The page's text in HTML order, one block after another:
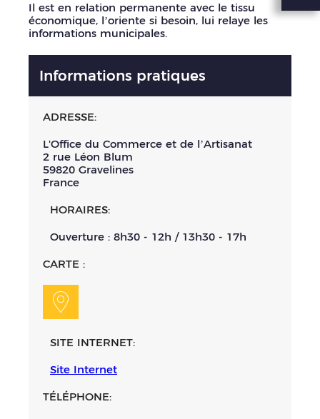
Il est en relation permanente avec le tissu
économique, l’oriente si besoin, lui relaye les
informations municipales.
Informations pratiques
ADRESSE:
L'Office du Commerce et de l’Artisanat
2 rue Léon Blum
59820 Gravelines
France
HORAIRES:
Ouverture : 8h30 - 12h / 13h30 - 17h
CARTE :
SITE INTERNET:
Site Internet
TÉLÉPHONE: